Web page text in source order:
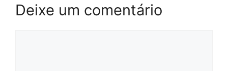
Deixe um comentário